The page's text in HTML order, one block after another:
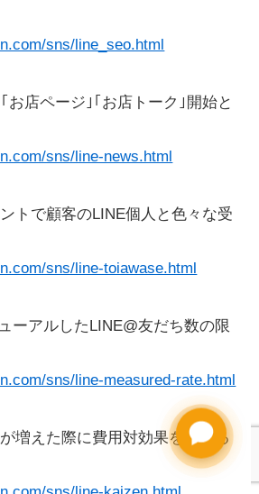
sns/line_seo.html
お店ページ｣｢お店トーク｣開始と
sns/line-news.html
トで顧客のLINE個人と色々な受
sns/line-toiawase.html
ーアルしたLINE@友だち数の限
sns/line-measured-rate.html
増えた際に費用対効果を上げる